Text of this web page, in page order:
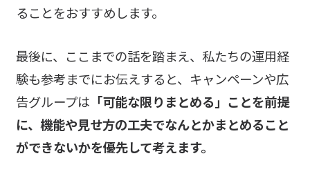
ることをおすすめします。
最後に、ここまでの話を踏まえ、私たちの運用経
験も参考までにお伝えすると、キャンペーンや広
告グループは 「可能な限りまとめる」ことを前提
に、機能や見せ方の工夫でなんとかまとめること
ができないかを優先して考えます。